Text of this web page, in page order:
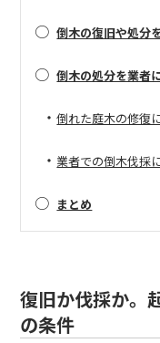
○倒木の復旧や処分
○倒木の処分を業者
・倒れた庭木の修復
・ 業者での倒木伐採
○ まとめ
復旧か伐採か。
の条件